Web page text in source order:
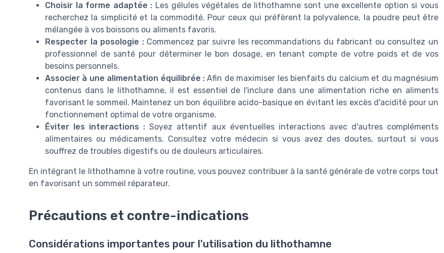
Choisir la forme adaptée : Les gélules végétales de lithothamne sont une excellente option si vous
recherchez la simplicité et la commodité. Pour ceux qui préfèrent la polyvalence, la poudre peut être
mélangée à vos boissons ou aliments favoris.
Respecter la posologie :Commencez par suivre les recommandations du fabricant ou consultez un
professionnel de santé pour déterminer le bon dosage, en tenant compte de votre poids et de vos
besoins personnels.
Associer à une alimentation équilibrée : Afin de maximiser les bienfaits du calcium et du magnésium
contenus dans le lithothamne, il est essentiel de l'inclure dans une alimentation riche en aliments
favorisant le sommeil. Maintenez un bon équilibre acido-basique en évitant les excès d'acidité pour un
fonctionnement optimal de votre organisme.
Éviter les interactions : Soyez attentif aux éventuelles interactions avec d'autres compléments
alimentaires ou médicaments. Consultez votre médecin si vous avez des doutes, surtout si vous
souffrez de troubles digestifs ou de douleurs articulaires.
En intégrant le lithothamne à votre routine, vous pouvez contribuer à la santé générale de votre corps tout
en favorisant un sommeil réparateur.
Précautions et contre-indications
Considérations importantes pour l'utilisation du lithothamne